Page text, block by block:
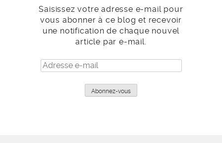
Saisissez votre adresse e-mail pour
vous abonner à ce blog et recevoir
une notification de chaque nouvel
article par e-mail.
Adresse
e-
Abonnez-vous